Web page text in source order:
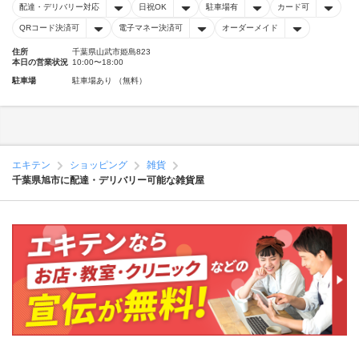
配達・デリバリー対応 日祝OK 駐車場有 カード可
QRコード決済可 電子マネー決済可 オーダーメイド
住所
千葉県山武市姫島823
本日の営業状況 10:00〜18:00
駐車場 駐車場あり （無料）
エキテン ショッピング
雑貨
千葉県旭市に配達・デリバリー可能な雑貨屋